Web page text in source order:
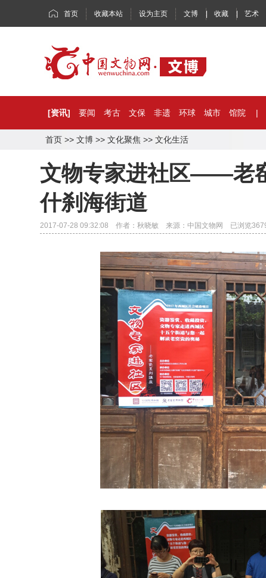
首页 收藏本站 设为主页 文博 | 收藏 | 艺术
[资讯] 要闻 考古 文保 非遗 环球 城市 馆院 |
首页 >> 文博 >> 文化聚焦 >> 文化生活
文物专家进社区——老
什刹海街道
2017-07-28 09:32:08 作者：秋晓敏 来源：中国文物网 已浏览